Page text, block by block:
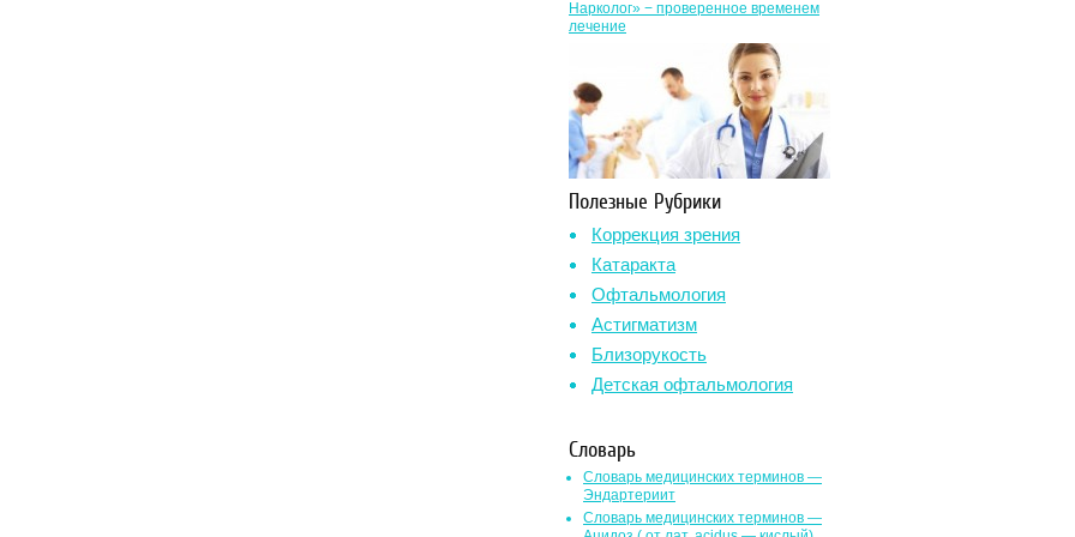
Нарколог» − проверенное временем
лечение
Полезные Рубрики
Коррекция зрения
Катаракта
Офтальмология
Астигматизм
Близорукость
Детская офтальмология
Словарь
Словарь медицинских терминов —
Эндартериит
Словарь медицинских терминов —